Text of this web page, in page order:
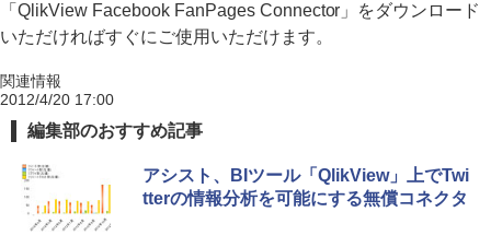
「QlikView Facebook FanPages Connector」をダウンロード
いただければすぐにご使用いただけます。
関連情報
2012/4/20 17:00
編集部のおすすめ記事
アシスト、BIツール「QlikView」上でTwi
tterの情報分析を可能にする無償コネクタ